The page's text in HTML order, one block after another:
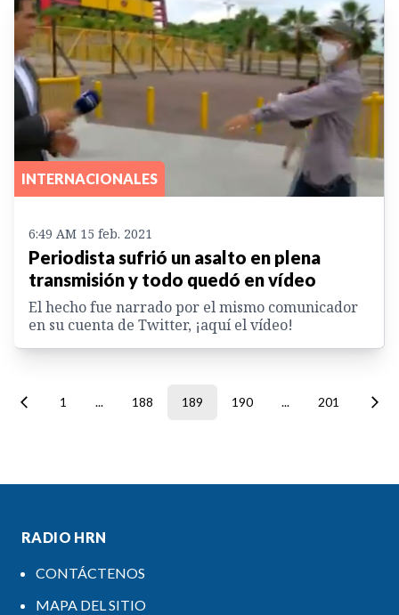
INTERNACIONALES
6:49 AM 15 feb. 2021
Periodista sufrió un asalto en plena
transmisión y todo quedó en vídeo
El hecho fue narrado por el mismo comunicador
en su cuenta de Twitter, ¡aquí el vídeo!
1 ... 188 189 190 ... 201
RADIO HRN
CONTÁCTENOS
MAPA DEL SITIO